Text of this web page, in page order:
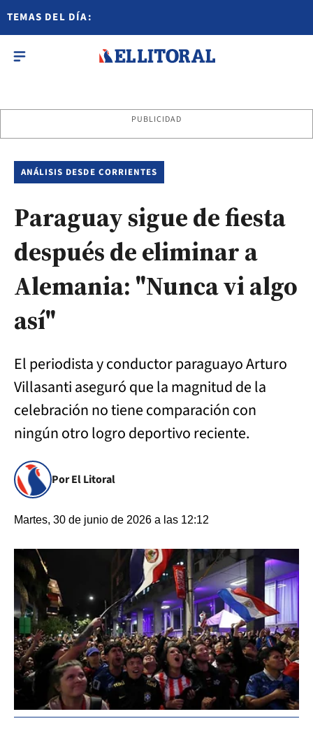
TEMAS DEL DÍA:
PUBLICIDAD
ANÁLISIS DESDE CORRIENTES
Paraguay sigue de fiesta
después de eliminar a
Alemania: "Nunca vi algo
así"
El periodista y conductor paraguayo Arturo
Villasanti aseguró que la magnitud de la
celebración no tiene comparación con
ningún otro logro deportivo reciente.
Por El Litoral
Martes, 30 de junio de 2026 a las 12:12